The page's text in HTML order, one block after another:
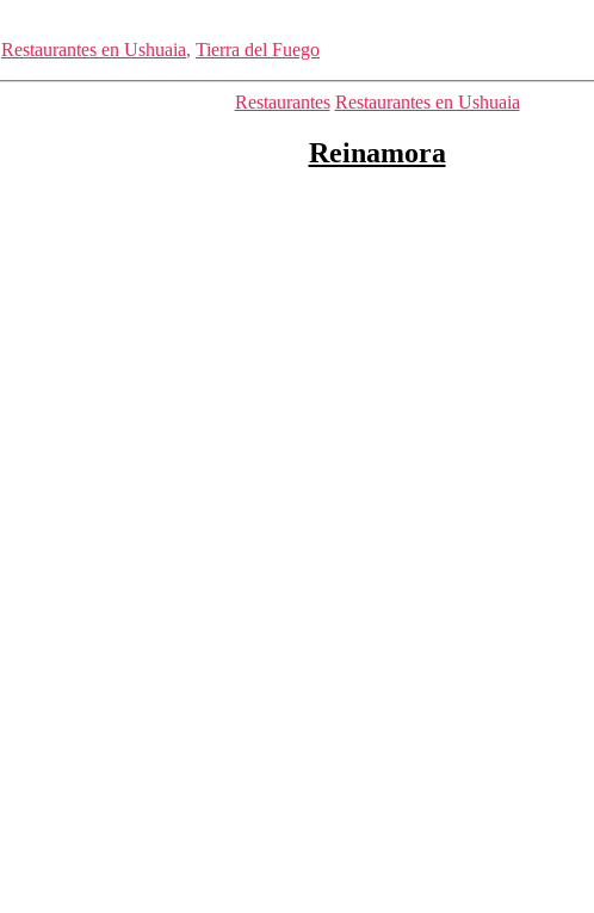
Restaurantes en Ushuaia, Tierra del Fuego
Categorías
Restaurantes Restaurantes en Ushuaia
Reinamora